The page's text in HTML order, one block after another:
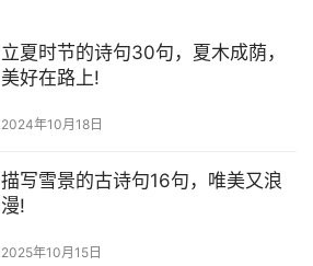
立夏时节的诗句30句，夏木成荫，
美好在路上!
2024年10月18日
描写雪景的古诗句16句，唯美又浪
漫!
2025年10月15日